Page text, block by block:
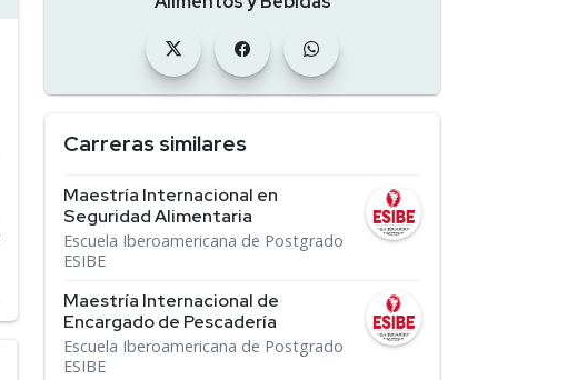
Carreras similares
Maestría Internacional en
Seguridad Alimentaria
Escuela Iberoamericana de Postgrado
ESIBE
Maestría Internacional de
Encargado de Pescadería
Escuela Iberoamericana de Postgrado
ESIBE